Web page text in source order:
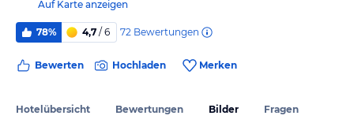
Auf Karte anzeigen
78% 4,7 / 6 72 Bewertungen
Bewerten Hochladen Merken
Hotelübersicht Bewertungen Bilder Fragen